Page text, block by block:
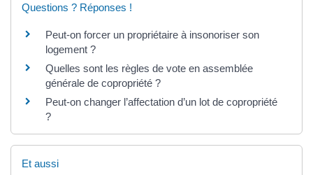
Questions ? Réponses !
Peut-on forcer un propriétaire à insonoriser son
logement ?
Quelles sont les règles de vote en assemblée
générale de copropriété ?
Peut-on changer l’affectation d’un lot de copropriété
?
Et aussi